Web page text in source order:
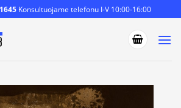
Konsultuojame telefonu I-V 10:00-16:00